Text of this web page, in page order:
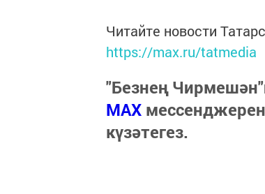
Читайте новости
https://max.ru/tatmedia
"Безнең
МАХ
күзәтегез.